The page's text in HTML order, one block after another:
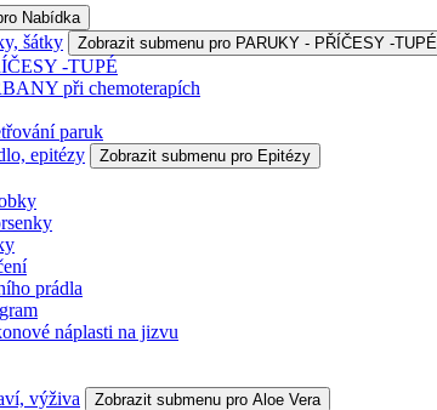
Nabídka
šátky Zobrazit submenu pro PARUKY - PŘÍČESY -TUPÉ
-TUPÉ
při chemoterapích
paruk
epitézy
Zobrazit submenu pro Epitézy
prádla
náplasti na jizvu
výživa
Zobrazit submenu pro Aloe Vera